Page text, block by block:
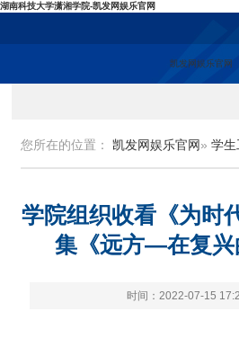
湖南科技大学潇湘学院-凯发网娱乐官网
凯发网娱乐官网
您所在的位置：凯发网娱乐官网»学
学院组织收看《为时
集《远方—在复兴
时间：2022-07-15